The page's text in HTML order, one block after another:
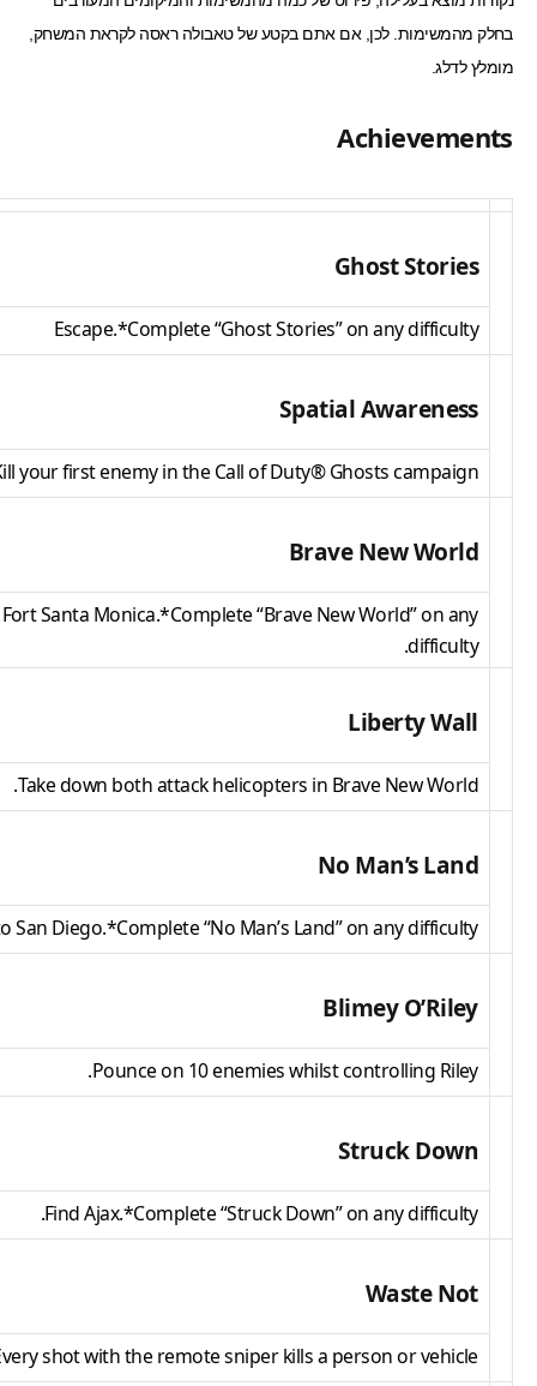
בחלק מהמשימות. לכן, אם אתם בקטע של טאבולה ראסה לקראת המשחק,
מומלץ לדלג.
Achievements
Ghost Stories
Escape.*Complete “Ghost Stories” on any difficulty
Spatial Awareness
your first enemy in the Call of Duty® Ghosts campaign.
Brave New World
Santa Monica.*Complete “Brave New World” on any
difficulty.
Liberty Wall
Take down both attack helicopters in Brave New World.
No Man’s Land
San Diego.*Complete “No Man’s Land” on any difficulty.
Blimey O’Riley
Pounce on 10 enemies whilst controlling Riley.
Struck Down
Find Ajax.*Complete “Struck Down” on any difficulty.
Waste Not
shot with the remote sniper kills a person or vehicle.